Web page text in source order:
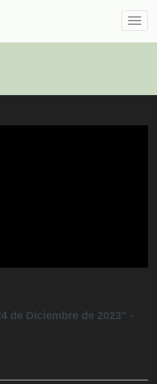
de Diciembre de 2023" -